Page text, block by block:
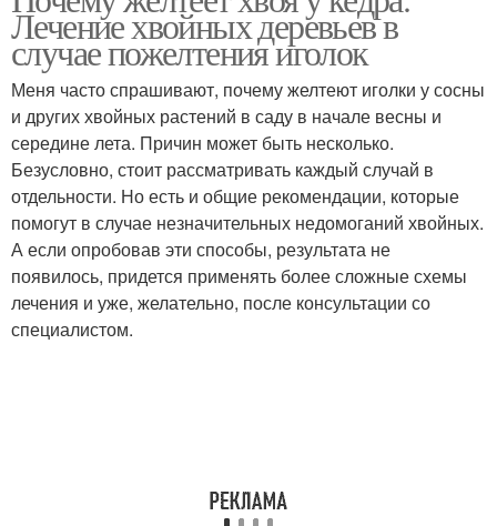
Лечение хвойных деревьев в
случае пожелтения иголок
Меня часто спрашивают, почему желтеют иголки у сосны
и других хвойных растений в саду в начале весны и
середине лета. Причин может быть несколько.
Безусловно, стоит рассматривать каждый случай в
отдельности. Но есть и общие рекомендации, которые
помогут в случае незначительных недомоганий хвойных.
А если опробовав эти способы, результата не
появилось, придется применять более сложные схемы
лечения и уже, желательно, после консультации со
специалистом.